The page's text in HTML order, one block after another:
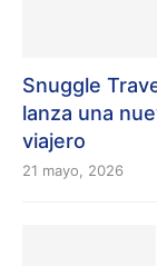
Snuggle
lanza una
viajero
21 mayo, 2026